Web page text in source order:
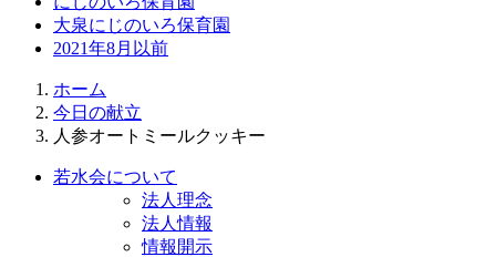
大泉にじのいろ保育園
2021年8月以前
ホーム
今日の献立
人参オートミールクッキー
若水会について
法人理念
法人情報
情報開示